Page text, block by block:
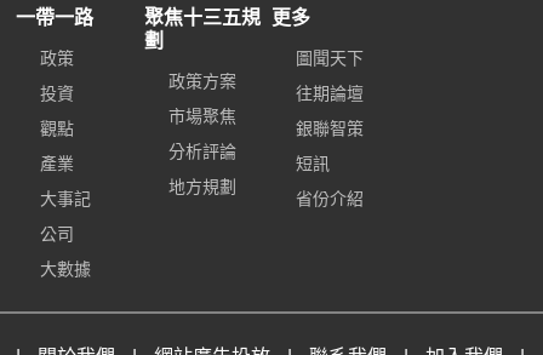
一帶一路
政策
投資
觀點
產業
大事記
公司
大數據
聚焦十三五規
劃
政策方案
市場聚焦
分析評論
地方規劃
更多
圖聞天下
往期論壇
銀聯智策
短訊
省份介紹